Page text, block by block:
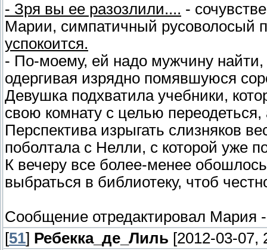
- Зря вы ее разозлили.... -
Марии, симпатичный русоволосый
успокоится.
- По-моему, ей надо мужчину
одергивая изрядно помявшуюся
Девушка подхватила учебники,
свою комнату с целью
Перспектива изрыгать слизняков
поболтала с Нелли, с которой уже
К вечеру все более-менее
выбраться в библиотеку, чтоб
Сообщение отредактировал Мария
[51] Ребекка_де_Лиль [2012-03-07,